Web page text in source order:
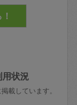
の50%
ル＝依頼
ジさんに
カジさん
なるので
金庫に入
よう心掛
：初めて
状況
載しています。